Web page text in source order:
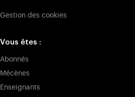
Gestion des cookies
Vous êtes :
Abonnés
Mécènes
Enseignants